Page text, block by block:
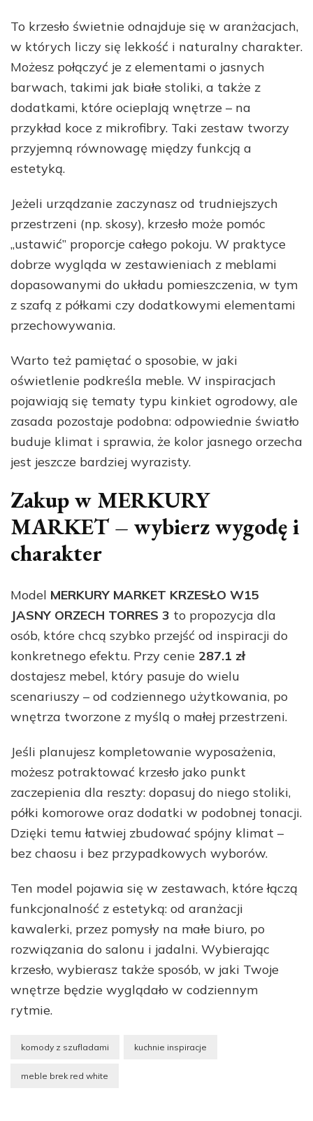
To krzesło świetnie odnajduje się w aranżacjach,
w których liczy się lekkość i naturalny charakter.
Możesz połączyć je z elementami o jasnych
barwach, takimi jak białe stoliki, a także z
dodatkami, które ocieplają wnętrze – na
przykład koce z mikrofibry. Taki zestaw tworzy
przyjemną równowagę między funkcją a
estetyką.
Jeżeli urządzanie zaczynasz od trudniejszych
przestrzeni (np. skosy), krzesło może pomóc
„ustawić” proporcje całego pokoju. W praktyce
dobrze wygląda w zestawieniach z meblami
dopasowanymi do układu pomieszczenia, w tym
z szafą z półkami czy dodatkowymi elementami
przechowywania.
Warto też pamiętać o sposobie, w jaki
oświetlenie podkreśla meble. W inspiracjach
pojawiają się tematy typu kinkiet ogrodowy, ale
zasada pozostaje podobna: odpowiednie światło
buduje klimat i sprawia, że kolor jasnego orzecha
jest jeszcze bardziej wyrazisty.
Zakup w MERKURY
MARKET – wybierz wygodę i
charakter
Model MERKURY MARKET KRZESŁO W15
JASNY ORZECH TORRES 3 to propozycja dla
osób, które chcą szybko przejść od inspiracji do
konkretnego efektu. Przy cenie 287.1 zł
dostajesz mebel, który pasuje do wielu
scenariuszy – od codziennego użytkowania, po
wnętrza tworzone z myślą o małej przestrzeni.
Jeśli planujesz kompletowanie wyposażenia,
możesz potraktować krzesło jako punkt
zaczepienia dla reszty: dopasuj do niego stoliki,
półki komorowe oraz dodatki w podobnej tonacji.
Dzięki temu łatwiej zbudować spójny klimat –
bez chaosu i bez przypadkowych wyborów.
Ten model pojawia się w zestawach, które łączą
funkcjonalność z estetyką: od aranżacji
kawalerki, przez pomysły na małe biuro, po
rozwiązania do salonu i jadalni. Wybierając
krzesło, wybierasz także sposób, w jaki Twoje
wnętrze będzie wyglądało w codziennym
rytmie.
komody z szufladami kuchnie inspiracje
meble brek red white